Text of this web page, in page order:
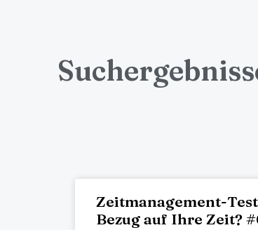
Zeitmanagement-
Bezug auf Ihre Zeit?